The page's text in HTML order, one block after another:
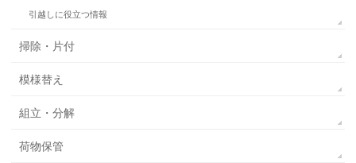
引越しに役立つ情報
掃除・片付
模様替え
組立・分解
荷物保管